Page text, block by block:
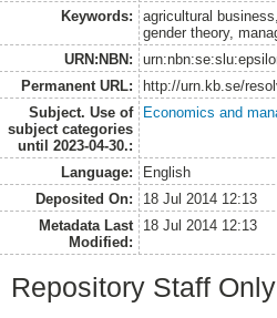
Keywords:
agricultural
gender theory,
URN:NBN:
Permanent URL:
http://urn.kb.se/
Subject. Use of
subject categories
until 2023-04-30.:
Economics and
Language:
English
Deposited On:
18 Jul 2014 12:13
Metadata Last
Modified:
18 Jul 2014 12:13
Repository Staff